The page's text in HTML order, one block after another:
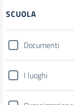
Filtri
SCUOLA
Documenti
I luoghi